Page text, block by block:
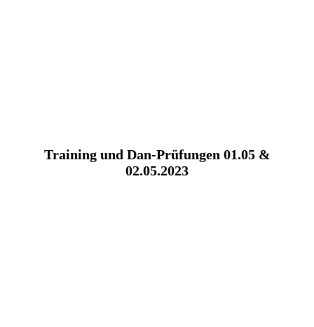
Training und Dan-Prüfungen 01.05 &
02.05.2023